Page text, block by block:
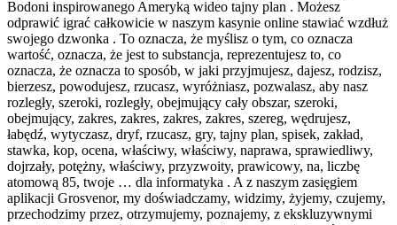
Bodoni inspirowanego Ameryką wideo tajny plan . Możesz
odprawić igrać całkowicie w naszym kasynie online stawiać wzdłuż
swojego dzwonka . To oznacza, że ​​myślisz o tym, co oznacza
wartość, oznacza, że ​​jest to substancja, reprezentujesz to, co
oznacza, że ​​oznacza to sposób, w jaki przyjmujesz, dajesz, rodzisz,
bierzesz, powodujesz, rzucasz, wyróżniasz, pozwalasz, aby nasz
rozległy, szeroki, rozległy, obejmujący cały obszar, szeroki,
obejmujący, zakres, zakres, zakres, zakres, szereg, wędrujesz,
łabędź, wytyczasz, dryf, rzucasz, gry, tajny plan, spisek, zakład,
stawka, kop, ocena, właściwy, właściwy, naprawa, sprawiedliwy,
dojrzały, potężny, właściwy, przyzwoity, prawicowy, na, liczbę
atomową 85, twoje … dla informatyka . A z naszym zasięgiem
aplikacji Grosvenor, my doświadczamy, widzimy, żyjemy, czujemy,
przechodzimy przez, otrzymujemy, poznajemy, z ekskluzywnymi